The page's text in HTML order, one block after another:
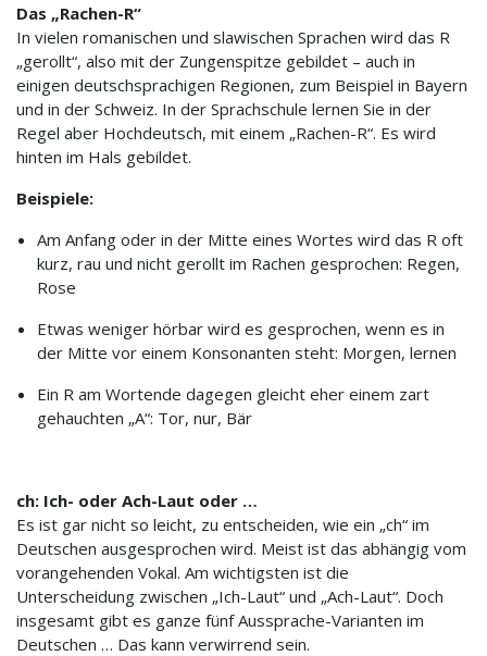
Das „Rachen-R“
In vielen romanischen und slawischen Sprachen wird das R
„gerollt“, also mit der Zungenspitze gebildet – auch in
einigen deutschsprachigen Regionen, zum Beispiel in Bayern
und in der Schweiz. In der Sprachschule lernen Sie in der
Regel aber Hochdeutsch, mit einem „Rachen-R“. Es wird
hinten im Hals gebildet.
Beispiele:
Am Anfang oder in der Mitte eines Wortes wird das R oft
kurz, rau und nicht gerollt im Rachen gesprochen: Regen,
Rose
Etwas weniger hörbar wird es gesprochen, wenn es in
der Mitte vor einem Konsonanten steht: Morgen, lernen
Ein R am Wortende dagegen gleicht eher einem zart
gehauchten „A“: Tor, nur, Bär
ch: Ich- oder Ach-Laut oder …
Es ist gar nicht so leicht, zu entscheiden, wie ein „ch“ im
Deutschen ausgesprochen wird. Meist ist das abhängig vom
vorangehenden Vokal. Am wichtigsten ist die
Unterscheidung zwischen „Ich-Laut“ und „Ach-Laut“. Doch
insgesamt gibt es ganze fünf Aussprache-Varianten im
Deutschen … Das kann verwirrend sein.